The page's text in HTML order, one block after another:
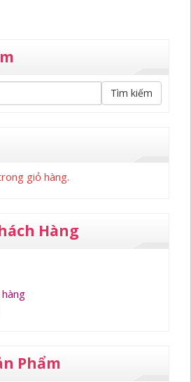
Tìm kiếm
giỏ hàng.
Hàng
Phẩm